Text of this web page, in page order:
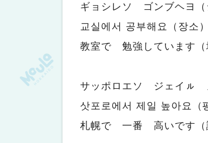
ギョシレソ ゴンブヘヨ（
교실에서 공부해요（장소）
教室で 勉強しています（
サッポロエソ ジェイㇽ
삿포로에서 제일 높아요（
札幌で 一番 高いです（